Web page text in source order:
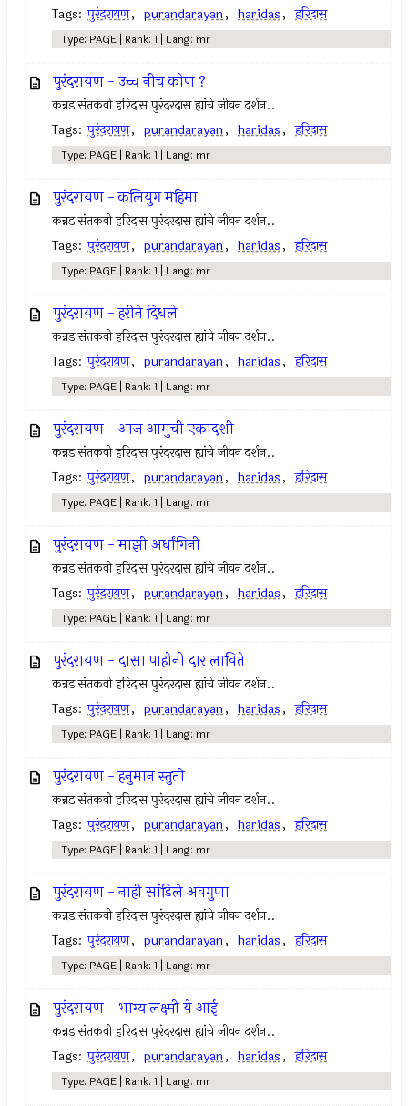
Tags: पुरंदरायण, purandarayan, haridas, हरिदास
Type: PAGE | Rank: 1 | Lang: mr
पुरंदरायण - उच्च नीच कोण ?
कन्नड संतकवी हरिदास पुरंदरदास ह्यांचे जीवन दर्शन..
Tags: पुरंदरायण, purandarayan, haridas, हरिदास
Type: PAGE | Rank: 1 | Lang: mr
पुरंदरायण - कलियुग महिमा
कन्नड संतकवी हरिदास पुरंदरदास ह्यांचे जीवन दर्शन..
Tags: पुरंदरायण, purandarayan, haridas, हरिदास
Type: PAGE | Rank: 1 | Lang: mr
पुरंदरायण - हरीने दिधले
कन्नड संतकवी हरिदास पुरंदरदास ह्यांचे जीवन दर्शन..
Tags: पुरंदरायण, purandarayan, haridas, हरिदास
Type: PAGE | Rank: 1 | Lang: mr
पुरंदरायण - आज आमुची एकादशी
कन्नड संतकवी हरिदास पुरंदरदास ह्यांचे जीवन दर्शन..
Tags: पुरंदरायण, purandarayan, haridas, हरिदास
Type: PAGE | Rank: 1 | Lang: mr
पुरंदरायण - माझी अर्धांगिनी
कन्नड संतकवी हरिदास पुरंदरदास ह्यांचे जीवन दर्शन..
Tags: पुरंदरायण, purandarayan, haridas, हरिदास
Type: PAGE | Rank: 1 | Lang: mr
पुरंदरायण - दासा पाहोनी दार लाविते
कन्नड संतकवी हरिदास पुरंदरदास ह्यांचे जीवन दर्शन..
Tags: पुरंदरायण, purandarayan, haridas, हरिदास
Type: PAGE | Rank: 1 | Lang: mr
पुरंदरायण - हनुमान स्तुती
कन्नड संतकवी हरिदास पुरंदरदास ह्यांचे जीवन दर्शन..
Tags: पुरंदरायण, purandarayan, haridas, हरिदास
Type: PAGE | Rank: 1 | Lang: mr
पुरंदरायण - नाही सांडिले अवगुणा
कन्नड संतकवी हरिदास पुरंदरदास ह्यांचे जीवन दर्शन..
Tags: पुरंदरायण, purandarayan, haridas, हरिदास
Type: PAGE | Rank: 1 | Lang: mr
पुरंदरायण - भाग्य लक्ष्मी ये आई
कन्नड संतकवी हरिदास पुरंदरदास ह्यांचे जीवन दर्शन..
Tags: पुरंदरायण, purandarayan, haridas, हरिदास
Type: PAGE | Rank: 1 | Lang: mr